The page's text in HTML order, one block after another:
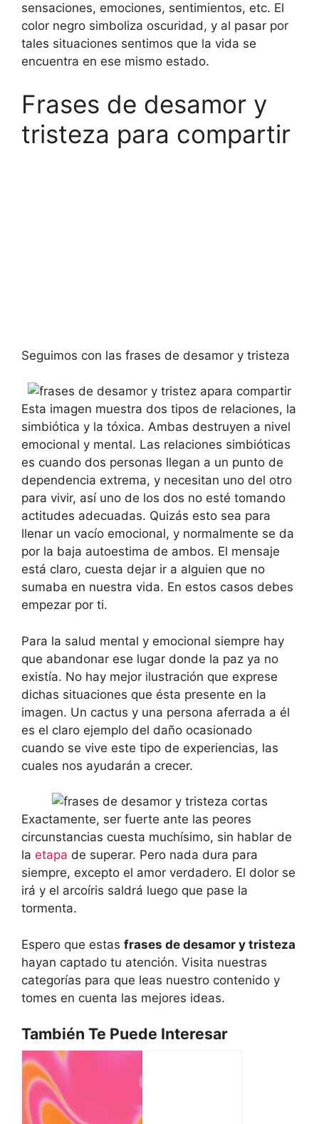
sensaciones, emociones, sentimientos, etc. El
color negro simboliza oscuridad, y al pasar por
tales situaciones sentimos que la vida se
encuentra en ese mismo estado.
Frases de desamor y
tristeza para compartir
Seguimos con las frases de desamor y tristeza
Esta imagen muestra dos tipos de relaciones, la
simbiótica y la tóxica. Ambas destruyen a nivel
emocional y mental. Las relaciones simbióticas
es cuando dos personas llegan a un punto de
dependencia extrema, y necesitan uno del otro
para vivir, así uno de los dos no esté tomando
actitudes adecuadas. Quizás esto sea para
llenar un vacío emocional, y normalmente se da
por la baja autoestima de ambos. El mensaje
está claro, cuesta dejar ir a alguien que no
sumaba en nuestra vida. En estos casos debes
empezar por ti.
Para la salud mental y emocional siempre hay
que abandonar ese lugar donde la paz ya no
existía. No hay mejor ilustración que exprese
dichas situaciones que ésta presente en la
imagen. Un cactus y una persona aferrada a él
es el claro ejemplo del daño ocasionado
cuando se vive este tipo de experiencias, las
cuales nos ayudarán a crecer.
Exactamente, ser fuerte ante las peores
circunstancias cuesta muchísimo, sin hablar de
la etapa de superar. Pero nada dura para
siempre, excepto el amor verdadero. El dolor se
irá y el arcoíris saldrá luego que pase la
tormenta.
Espero que estas frases de desamor y tristeza
hayan captado tu atención. Visita nuestras
categorías para que leas nuestro contenido y
tomes en cuenta las mejores ideas.
También Te Puede Interesar